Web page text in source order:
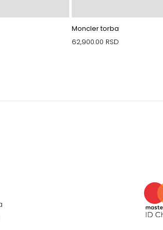
Moncler torba
62,900.00 RSD